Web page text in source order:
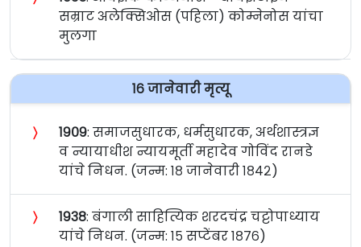
सम्राट अलेक्सिओस (पहिला) कोम्नेनोस यांचा
मुलगा
१६ जानेवारी मृत्यू
〉 १९०९: समाजसुधारक, धर्मसुधारक, अर्थशास्त्रज्ञ
व न्यायाधीश न्यायमूर्ती महादेव गोविंद रानडे
यांचे निधन. (जन्म: १८ जानेवारी १८४२)
〉 १९३८: बंगाली साहित्यिक शरदचंद्र चट्टोपाध्याय
यांचे निधन. (जन्म: १५ सप्टेंबर १८७६)